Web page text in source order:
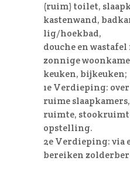
(ruim) toilet,
kastenwand,
lig/hoekbad,
douche en
zonnige
keuken, bijkeuken;
1e Verdieping:
ruime
ruimte,
opstelling.
2e Verdieping: via
bereiken